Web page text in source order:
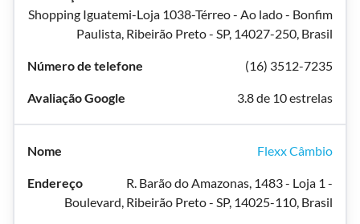
Shopping Iguatemi-Loja 1038-Térreo - Ao lado - Bonfim
Paulista, Ribeirão Preto - SP, 14027-250, Brasil
(16) 3512-7235
3.8 de 10 estrelas
Flexx Câmbio
R. Barão do Amazonas, 1483 - Loja 1 -
Boulevard, Ribeirão Preto - SP, 14025-110, Brasil